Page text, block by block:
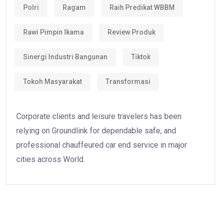
Polri Ragam Raih Predikat WBBM
Rawi Pimpin Ikama Review Produk
Sinergi Industri Bangunan Tiktok
Tokoh Masyarakat Transformasi
Corporate clients and leisure travelers has been
relying on Groundlink for dependable safe, and
professional chauffeured car end service in major
cities across World.